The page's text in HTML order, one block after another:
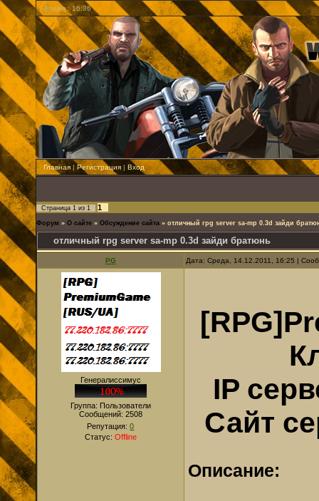
Время : 16:36
Главная | Регистрация | Вход
Страница 1 из 1 1
Форум » О сайте » Обсуждение сайта » отличный rpg server sa-mp 0.3d зайди
отличный rpg server sa-mp 0.3d зайди братюнь
PG Дата: Среда, 14.12.2011, 16:25 |
Генералиссимус
Группа: Пользователи
Сообщений: 2508
Репутация:0
Статус: Offline
IP
Сайт
Описание: